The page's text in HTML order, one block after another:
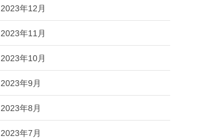
2023年12月
2023年11月
2023年10月
2023年9月
2023年8月
2023年7月